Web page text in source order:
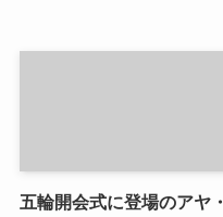
五輪開会式に登場のアヤ・